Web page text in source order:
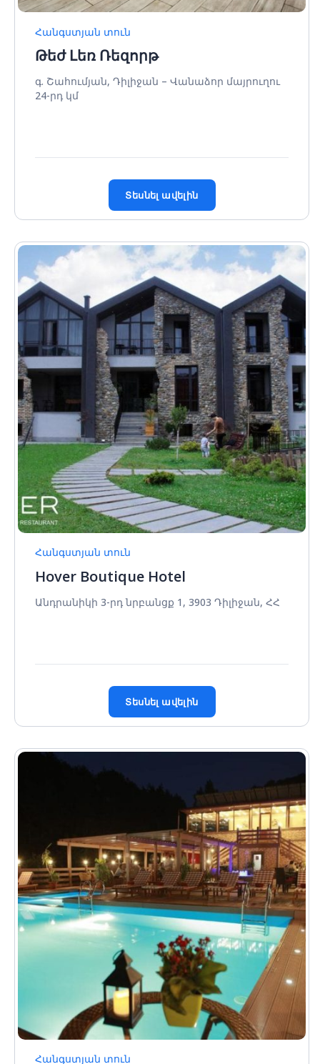
Հանգստյան տուն
Թեժ Լեռ Ռեզորթ
գ. Շահումյան, Դիլիջան – Վանաձոր մայրուղու
24-րդ կմ
Տեսնել ավելին
Հանգստյան տուն
Hover Boutique Hotel
Անդրանիկի 3-րդ նրբանցք 1, 3903 Դիլիջան, ՀՀ
Տեսնել ավելին
Հանգստյան տուն